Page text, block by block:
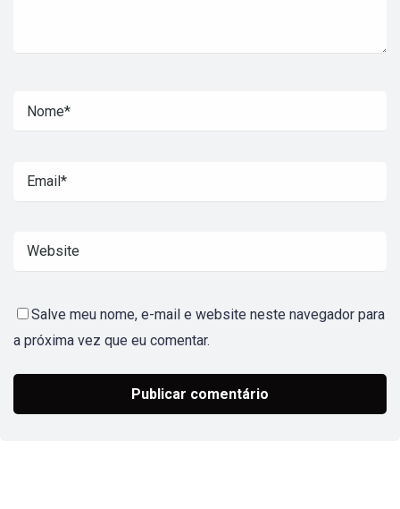
Salve meu nome, e-mail e website neste navegador para
a próxima vez que eu comentar.